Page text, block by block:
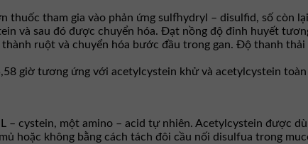
thuốc tham gia vào phản ứng sulfhydryl – disulfid, số còn
và sau đó được chuyển hóa. Ðạt nồng độ đỉnh huyết
ruột và chuyển hóa bước đầu trong gan. Ðộ thanh
giờ tương ứng với acetylcystein khử và acetylcystein
– cystein, một amino – acid tự nhiên. Acetylcystein được
hoặc không bằng cách tách đôi cầu nối disulfua trong